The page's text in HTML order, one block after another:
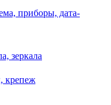
приборы, дата-
зеркала
крепеж